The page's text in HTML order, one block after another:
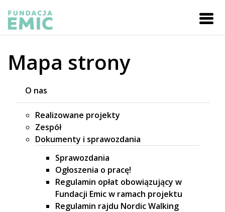
Mapa strony
O nas
Realizowane projekty
Zespół
Dokumenty i sprawozdania
Sprawozdania
Ogłoszenia o pracę!
Regulamin opłat obowiązujący w
Fundacji Emic w ramach projektu
Regulamin rajdu Nordic Walking